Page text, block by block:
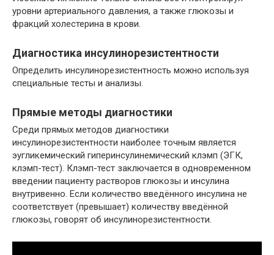
уровни артериального давления, а также глюкозы и
фракций холестерина в крови.
Диагностика инсулинорезистентности
Определить инсулинорезистентность можно используя
специальные тесты и анализы.
Прямые методы диагностики
Среди прямых методов диагностики
инсулинорезистентности наиболее точным является
эугликемический гиперинсулинемический клэмп (ЭГК,
клэмп-тест). Клэмп-тест заключается в одновременном
введении пациенту растворов глюкозы и инсулина
внутривенно. Если количество введённого инсулина не
соответствует (превышает) количеству введённой
глюкозы, говорят об инсулинорезистентности.